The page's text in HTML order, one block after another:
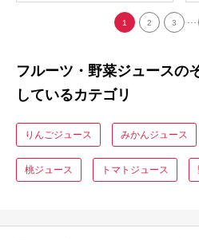
ス ジューシー 甘い 『満天☆
青空レストラン』 『坂上＆指
1 2 3
フルーツ・野菜ジュースの
しているカテゴリ
りんごジュース みかんジュース
桃ジュース トマトジュース